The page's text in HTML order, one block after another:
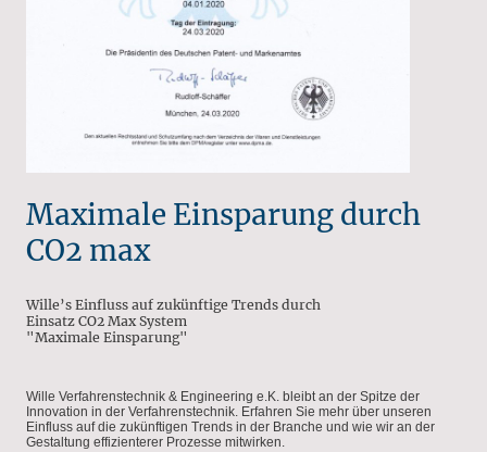
Maximale Einsparung durch
CO2 max
Wille’s Einfluss auf zukünftige Trends durch
Einsatz CO2 Max System
"Maximale Einsparung"
Wille Verfahrenstechnik & Engineering e.K. bleibt an der Spitze der
Innovation in der Verfahrenstechnik. Erfahren Sie mehr über unseren
Einfluss auf die zukünftigen Trends in der Branche und wie wir an der
Gestaltung effizienterer Prozesse mitwirken.